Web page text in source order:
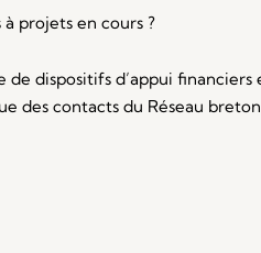
projets en cours ?
dispositifs d’appui financiers
des contacts du Réseau